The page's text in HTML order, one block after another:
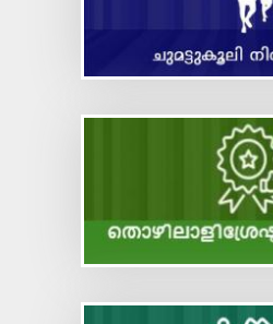
Code on Occupational
Code on Social Security